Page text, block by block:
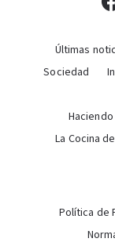
Últimas
Sociedad
La Cocina
Política de